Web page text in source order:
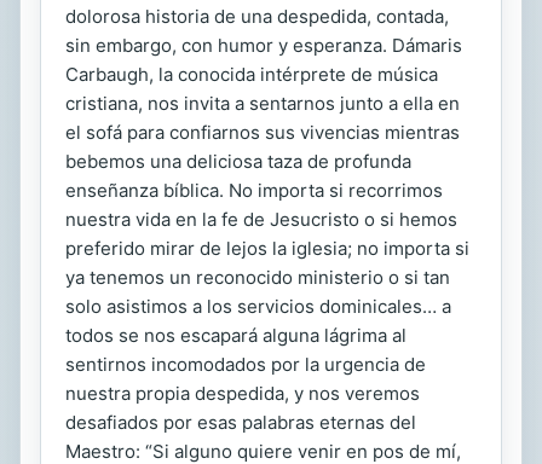
dolorosa historia de una despedida, contada,
sin embargo, con humor y esperanza. Dámaris
Carbaugh, la conocida intérprete de música
cristiana, nos invita a sentarnos junto a ella en
el sofá para confiarnos sus vivencias mientras
bebemos una deliciosa taza de profunda
enseñanza bíblica. No importa si recorrimos
nuestra vida en la fe de Jesucristo o si hemos
preferido mirar de lejos la iglesia; no importa si
ya tenemos un reconocido ministerio o si tan
solo asistimos a los servicios dominicales… a
todos se nos escapará alguna lágrima al
sentirnos incomodados por la urgencia de
nuestra propia despedida, y nos veremos
desafiados por esas palabras eternas del
Maestro: “Si alguno quiere venir en pos de mí,